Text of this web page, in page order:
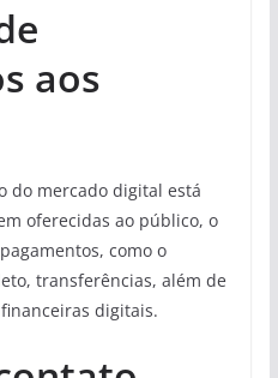
aos
do mercado digital está
oferecidas ao público, o
como o
transferências, além de
digitais.